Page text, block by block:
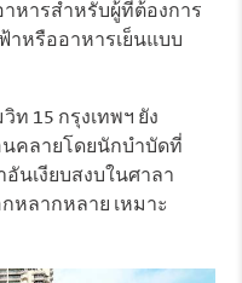
หารสำหรับผู้ที่ต้องการ
หรืออาหารเย็นแบบ
ท 15 กรุงเทพฯ ยัง
คลายโดยนักบำบัดที่
นเงียบสงบในศาลา
หลากหลาย เหมาะ